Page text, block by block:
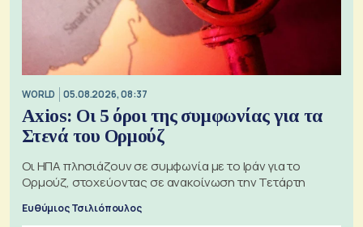
WORLD 05.08.2026, 08:37
Axios: Οι 5 όροι της συμφωνίας για τα
Στενά του Ορμούζ
Οι ΗΠΑ πλησιάζουν σε συμφωνία με το Ιράν για το
Ορμούζ, στοχεύοντας σε ανακοίνωση την Τετάρτη
Ευθύμιος Τσιλιόπουλος